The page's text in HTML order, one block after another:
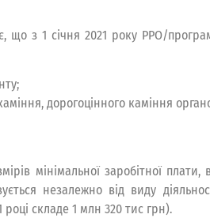
що з 1 січня 2021 року РРО/
дорогоцінного каміння
мінімальної заробітної плати,
незалежно від виду
році складе 1 млн 320 тис грн).